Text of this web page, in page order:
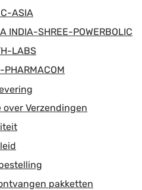
ASIA
INDIA-SHREE-POWERBOLIC
LABS
PHARMACOM
over Verzendingen
pakketten